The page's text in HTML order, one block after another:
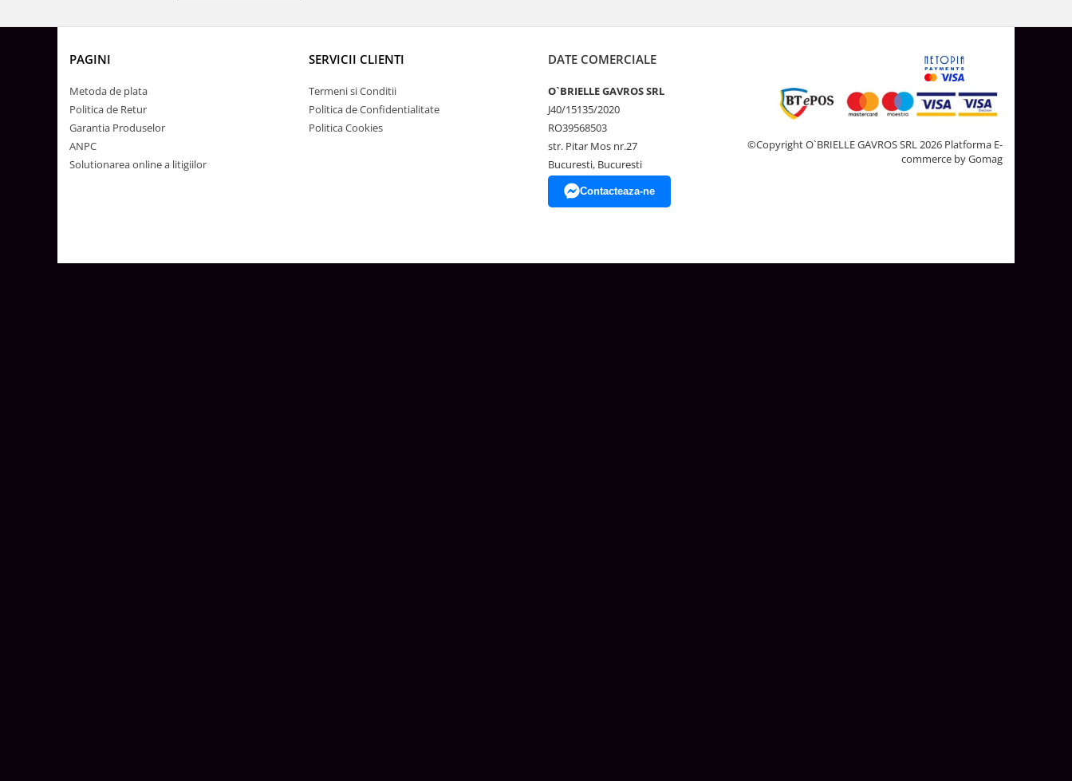
Stalpi Decorativi
Plafoniere cu ventilator integrat
PAGINI
Metoda de plata
Politica de Retur
Garantia Produselor
ANPC
Solutionarea online a litigiilor
SERVICII CLIENTI
Termeni si Conditii
Politica de Confidentialitate
Politica Cookies
DATE COMERCIALE
O`BRIELLE GAVROS SRL
J40/15135/2020
RO39568503
str. Pitar Mos nr.27
Bucuresti, Bucuresti
Contacteaza-ne
©Copyright O`BRIELLE GAVROS SRL 2026 Platforma E-
commerce by Gomag